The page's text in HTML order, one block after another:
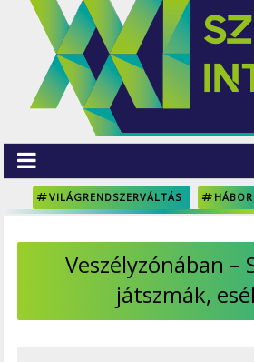
VILÁGRENDSZERVÁLTÁS
Veszélyzónában –
játszmák,